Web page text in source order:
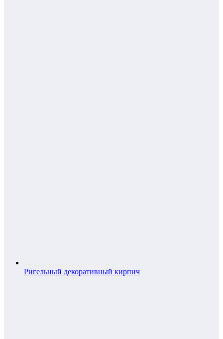
Ригельный декоративный кирпич